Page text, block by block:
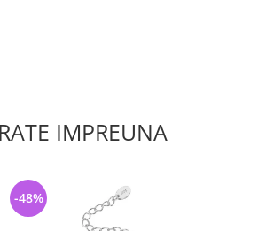
IMPREUNA
-48%